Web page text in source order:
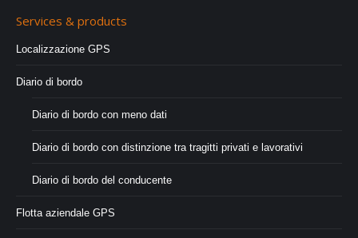
Services & products
Localizzazione GPS
Diario di bordo
Diario di bordo con meno dati
Diario di bordo con distinzione tra tragitti privati e lavorativi
Diario di bordo del conducente
Flotta aziendale GPS